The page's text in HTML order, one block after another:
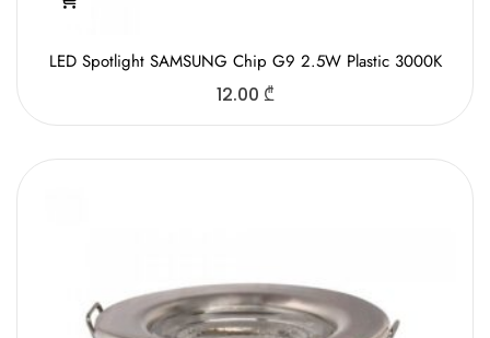
LED Spotlight SAMSUNG Chip G9 2.5W Plastic 3000K
12.00 ₾